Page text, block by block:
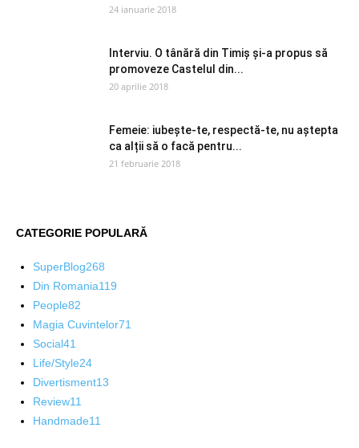
24 ianuarie 2018
Interviu. O tânără din Timiș și-a propus să
promoveze Castelul din...
20 aprilie 2018
Femeie: iubește-te, respectă-te, nu aștepta
ca alții să o facă pentru...
21 februarie 2018
CATEGORIE POPULARĂ
SuperBlog268
Din Romania119
People82
Magia Cuvintelor71
Social41
Life/Style24
Divertisment13
Review11
Handmade11